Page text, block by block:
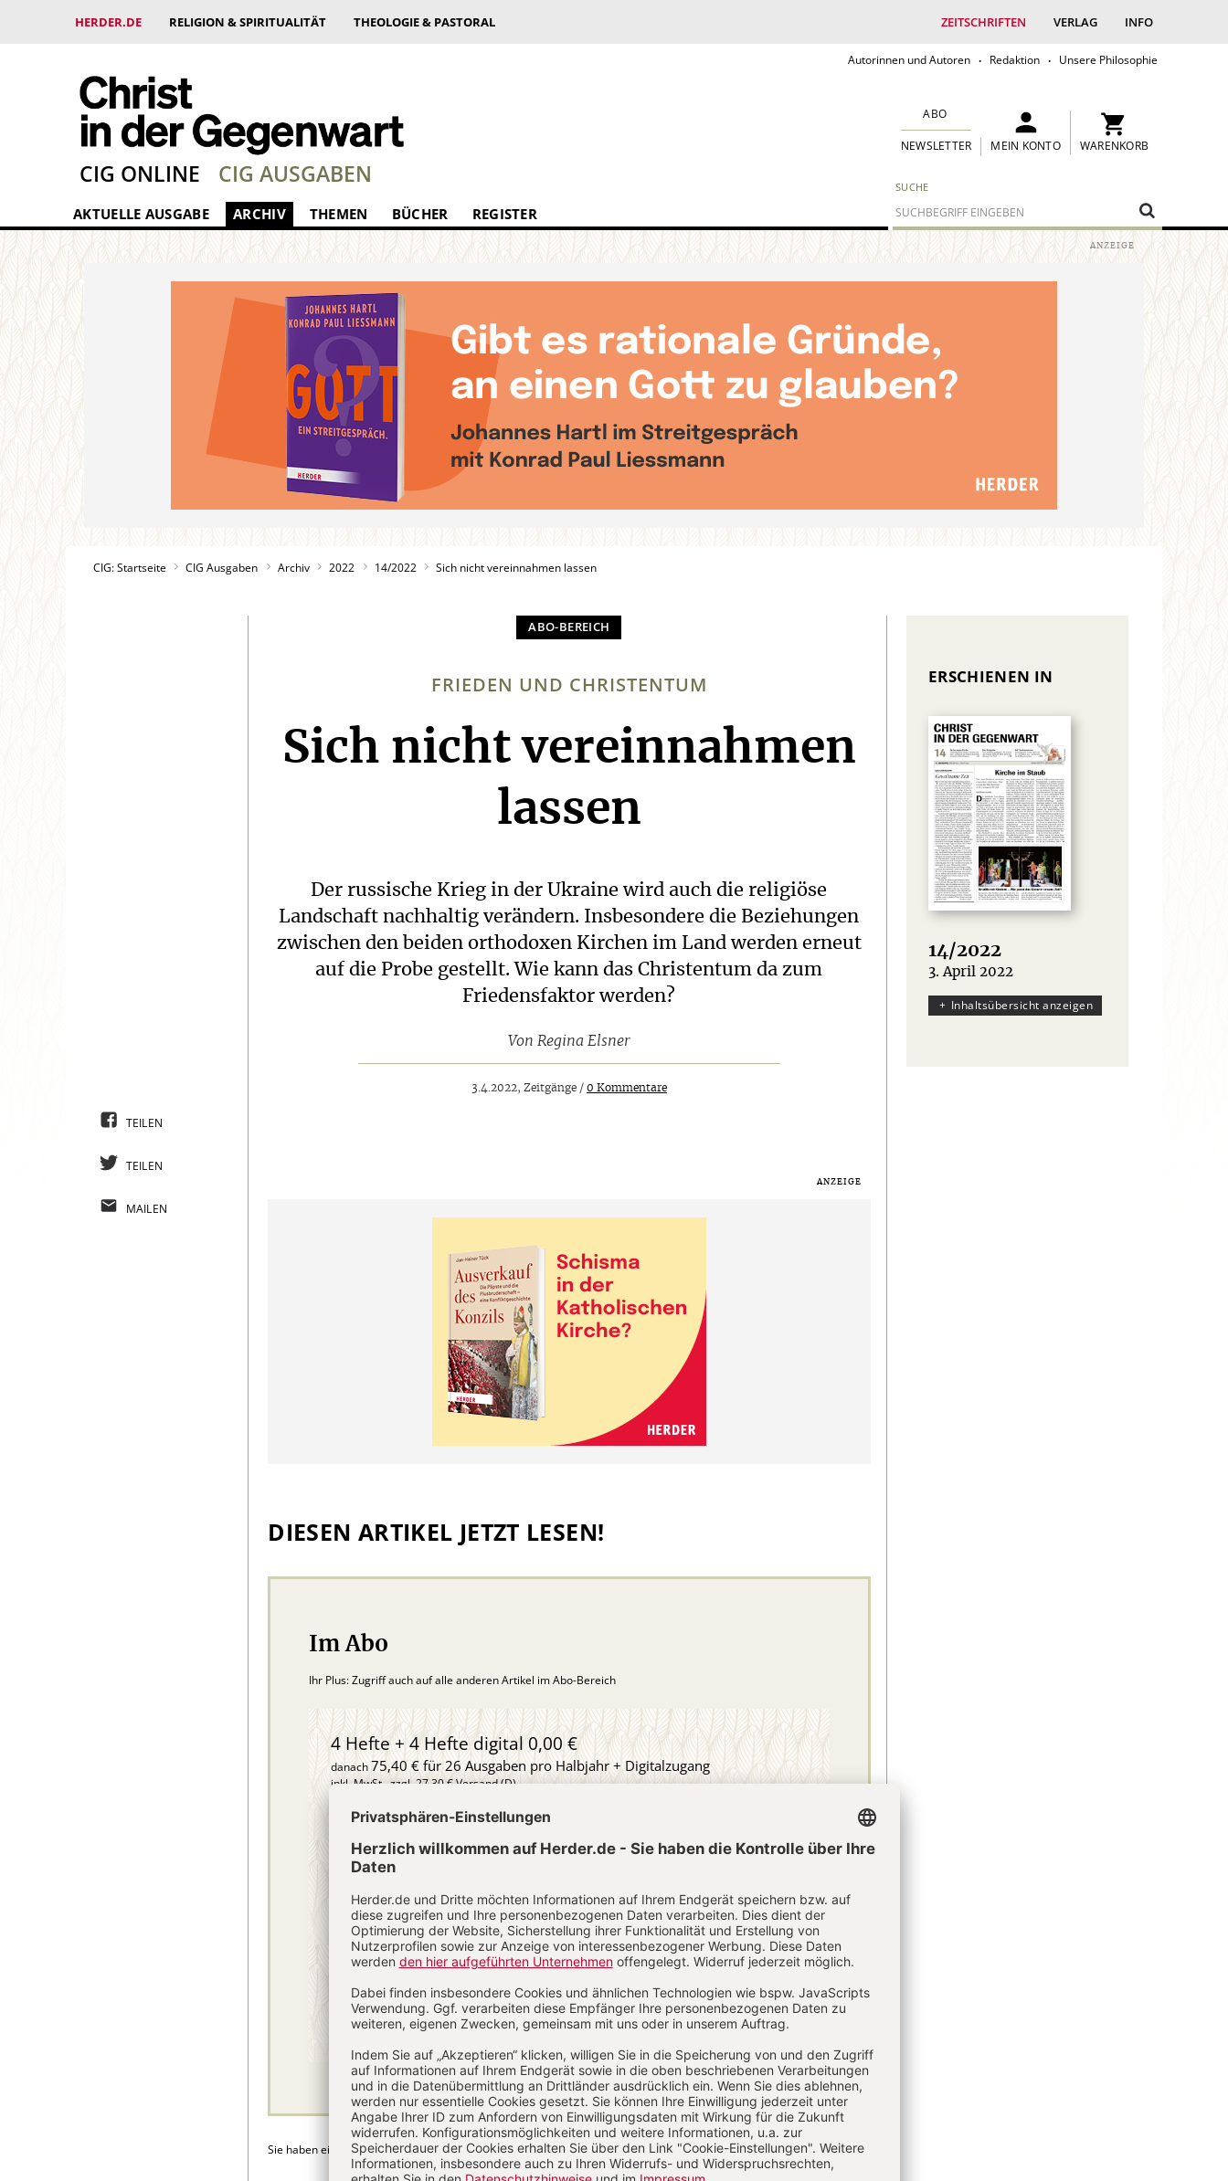
HERDER.DE RELIGION & SPIRITUALITÄT THEOLOGIE & PASTORAL ZEITSCHRIFTEN VERLAG INFO
Autorinnen und Autoren Redaktion Unsere Philosophie
SUCHE
ABO
NEWSLETTER MEIN KONTO WARENKORB
CIG ONLINE CIG AUSGABEN
AKTUELLE AUSGABE ARCHIV THEMEN BÜCHER REGISTER
CIG: Startseite CIG Ausgaben Archiv 2022 14/2022 Sich nicht vereinnahmen lassen
FRIEDEN UND CHRISTENTUM
:
Sich nicht vereinnahmen
lassen
Der russische Krieg in der Ukraine wird auch die religiöse
Landschaft nachhaltig verändern. Insbesondere die Beziehungen
zwischen den beiden orthodoxen Kirchen im Land werden erneut
auf die Probe gestellt. Wie kann das Christentum da zum
Friedensfaktor werden?
Von Regina Elsner
3.4.2022, Zeitgänge / 0 Kommentare
DIESEN ARTIKEL JETZT LESEN!
Im Abo
Ihr Plus: Zugriff auch auf alle anderen Artikel im Abo-Bereich
4 Hefte + 4 Hefte digital 0,00 €
danach75,40 € für 26 Ausgaben pro Halbjahr + Digitalzugang
inkl. MwSt., zzgl. 27,30 € Versand (D)
Abo testen
Sie haben ein Abonnement?Anmelden
TEILEN
TEILEN
MAILEN
ERSCHIENEN IN
14/2022
:
3. April 2022
Inhaltsübersicht anzeigen